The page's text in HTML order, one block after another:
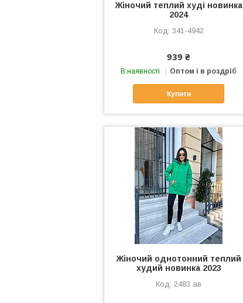
Жіночий теплий худі новинка
2024
341-4942
939 ₴
В наявності Оптом і в роздріб
Купити
Жіночий однотонний теплий
худий новинка 2023
2483 ав